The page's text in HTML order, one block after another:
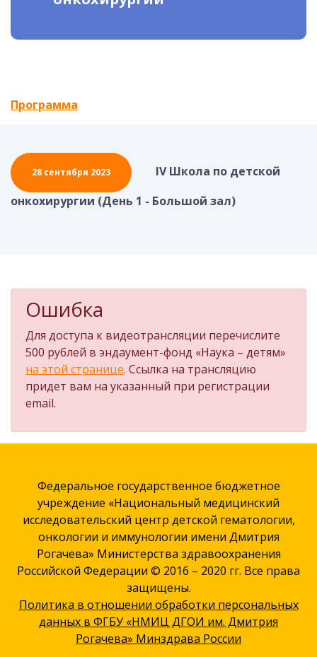
Программа
28 сентября 2023
IV Школа по детской
онкохирургии (День 1 - Большой зал)
Ошибка
Для доступа к видеотрансляции перечислите
500 рублей в эндаумент-фонд «Наука – детям»
на этой странице. Ссылка на трансляцию
придет вам на указанный при регистрации
email.
Федеральное государственное бюджетное
учреждение «Национальный медицинский
исследовательский центр детской гематологии,
онкологии и иммунологии имени Дмитрия
Рогачева» Министерства здравоохранения
Российской Федерации © 2016 – 2020 гг. Все права
защищены.
Политика в отношении обработки персональных
данных в ФГБУ «НМИЦ ДГОИ им. Дмитрия
Рогачева» Минздрава России